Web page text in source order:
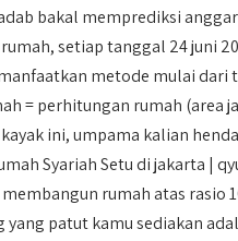
bakal memprediksi
setiap tanggal 24 juni
metode mulai dari
= perhitungan rumah (area
ini, umpama kalian
Syariah Setu di jakarta |
rumah atas rasio
yang patut kamu sediakan